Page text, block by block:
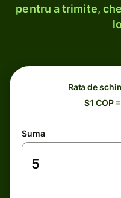
pentru a trimite,
Rata de
$1 COP
Suma